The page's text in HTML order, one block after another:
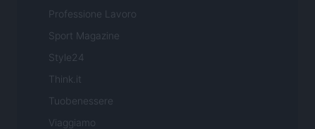
Professione Lavoro
Sport Magazine
Style24
Think.it
Tuobenessere
Viaggiamo